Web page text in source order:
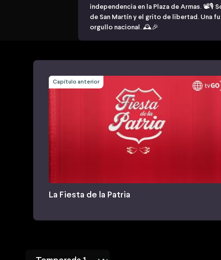
independencia en la Plaza de Armas. 📽️🎙️
de San Martín y el grito de libertad. Una
orgullo nacional. 🕰️🎉
Capítulo anterior
La Fiesta de la Patria